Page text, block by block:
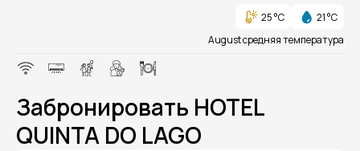
25 °C
21 °C
August средняя температура
Забронировать HOTEL
QUINTA DO LAGO